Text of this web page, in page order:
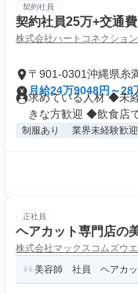
契約社員
契約社員25万+交通
株式会社ハートコネクション
〒901-0301沖縄県糸
月給24万9048円～28
求めている人材 ◆未
きな方歓迎 ◆飲食店
制服あり 業界未経験歓迎
正社員
ヘアカット専門店の
株式会社マックスコムズウエ
美容師 社員 ヘアカッ